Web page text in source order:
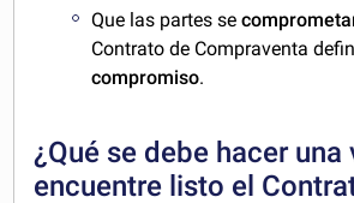
Que las partes se
Contrato de Compraventa
compromiso.
¿Qué se debe hacer una
encuentre listo el